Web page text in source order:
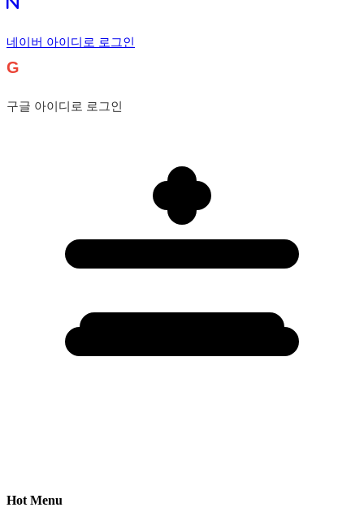
네이버 아이디로 로그인
G
구글 아이디로 로그인
Hot Menu